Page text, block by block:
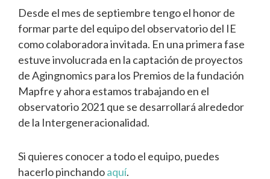
Desde el mes de septiembre tengo el honor de
formar parte del equipo del observatorio del IE
como colaboradora invitada. En una primera fase
estuve involucrada en la captación de proyectos
de Agingnomics para los Premios de la fundación
Mapfre y ahora estamos trabajando en el
observatorio 2021 que se desarrollará alrededor
de la Intergeneracionalidad.
Si quieres conocer a todo el equipo, puedes
hacerlo pinchandoaquí.